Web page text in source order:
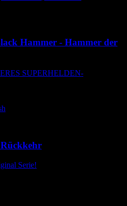
Hammer - Hammer der
SUPERHELDEN-
Rückkehr
Serie!